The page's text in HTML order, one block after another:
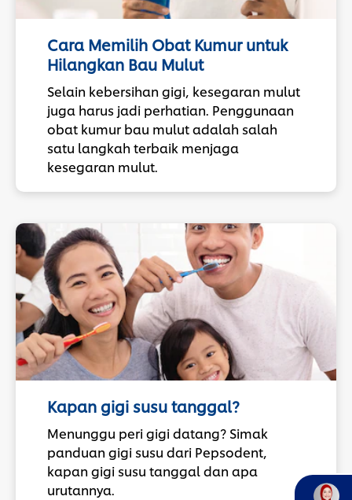
Clinically Proven Technology Patented
by Pepsodent, yang memberikan
kekuatan sekaligus kecerahan gigi sejak
pertama kali digunakan.
Untuk hasil maksimal, gunakan
bersama Pepsodent Ultra White
Protection Teeth Spray agar terlindung
dari noda sehari-hari.
Cara Memilih Obat Kumur untuk
Hilangkan Bau Mulut
Selain kebersihan gigi, kesegaran mulut
juga harus jadi perhatian. Penggunaan
obat kumur bau mulut adalah salah
satu langkah terbaik menjaga
kesegaran mulut.
Kapan gigi susu tanggal?
Menunggu peri gigi datang? Simak
panduan gigi susu dari Pepsodent,
kapan gigi susu tanggal dan apa
urutannya.